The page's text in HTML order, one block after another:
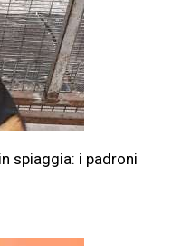
spiaggia: i padroni